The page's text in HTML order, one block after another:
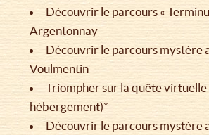
Découvrir le parcours «
Argentonnay
Découvrir le parcours mystère
Voulmentin
Triompher sur la quête
hébergement)*
Découvrir le parcours mystère